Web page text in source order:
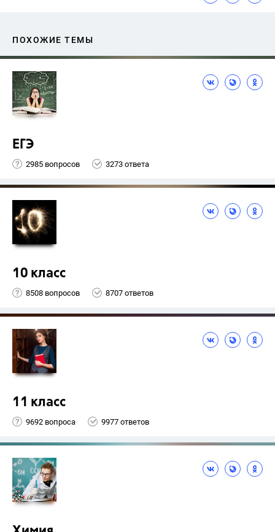
ПОХОЖИЕ ТЕМЫ
ЕГЭ
2985 вопросов 3273 ответа
10 класс
8508 вопросов 8707 ответов
11 класс
9692 вопроса 9977 ответов